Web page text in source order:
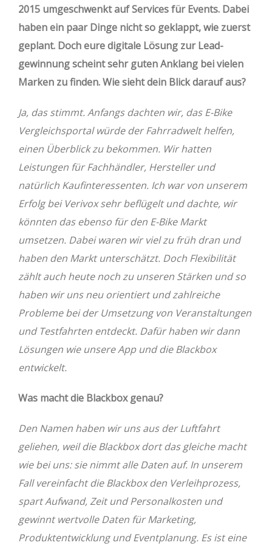
2015 umgeschwenkt auf Services für Events. Dabei
haben ein paar Dinge nicht so geklappt, wie zuerst
geplant. Doch eure digitale Lösung zur Lead-
gewinnung scheint sehr guten Anklang bei vielen
Marken zu finden. Wie sieht dein Blick darauf aus?
Ja, das stimmt. Anfangs dachten wir, das E-Bike
Vergleichsportal würde der Fahrradwelt helfen,
einen Überblick zu bekommen. Wir hatten
Leistungen für Fachhändler, Hersteller und
natürlich Kaufinteressenten. Ich war von unserem
Erfolg bei Verivox sehr beflügelt und dachte, wir
könnten das ebenso für den E-Bike Markt
umsetzen. Dabei waren wir viel zu früh dran und
haben den Markt unterschätzt. Doch Flexibilität
zählt auch heute noch zu unseren Stärken und so
haben wir uns neu orientiert und zahlreiche
Probleme bei der Umsetzung von Veranstaltungen
und Testfahrten entdeckt. Dafür haben wir dann
Lösungen wie unsere App und die Blackbox
entwickelt.
Was macht die Blackbox genau?
Den Namen haben wir uns aus der Luftfahrt
geliehen, weil die Blackbox dort das gleiche macht
wie bei uns: sie nimmt alle Daten auf. In unserem
Fall vereinfacht die Blackbox den Verleihprozess,
spart Aufwand, Zeit und Personalkosten und
gewinnt wertvolle Daten für Marketing,
Produktentwicklung und Eventplanung. Es ist eine